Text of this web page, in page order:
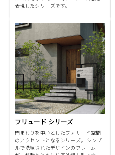
表現したシリーズです。
プリュード シリーズ
門まわりを中心としたファサード空間
のアクセントとなるシリーズ。 シンプ
ルで洗練されたデザインのフレーム